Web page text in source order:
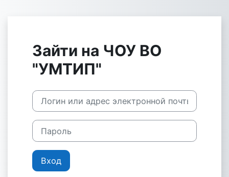
Зайти на ЧОУ ВО
"УМТИП"
Логин или адрес электронной почты
Пароль
Вход